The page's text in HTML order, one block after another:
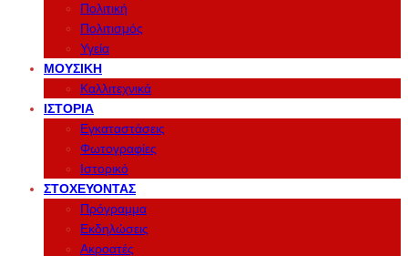
Πολιτική
Πολιτισμός
Υγεία
ΜΟΥΣΙΚΉ
Καλλιτεχνικά
ΙΣΤΟΡΊΑ
Εγκαταστάσεις
Φωτογραφίες
Ιστορικό
ΣΤΟΧΕΎΟΝΤΑΣ
Πρόγραμμα
Εκδηλώσεις
Ακροατές